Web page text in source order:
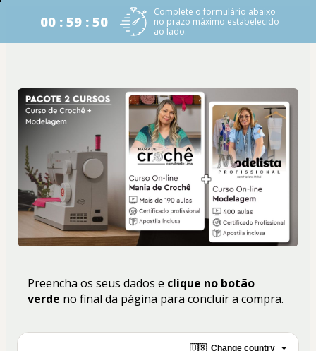
00 : 59 : 50
Complete o formulário abaixo
no prazo máximo estabelecido
ao lado.
Preencha os seus dados e clique no botão
verde no final da página para concluir a compra.
🇺🇸 Change country